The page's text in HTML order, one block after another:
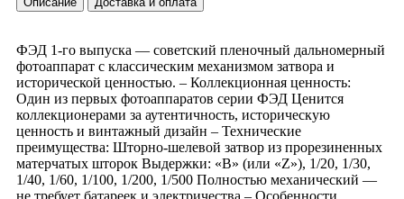
ФЭД 1-го выпуска — советский пленочный дальномерный
фотоаппарат с классическим механизмом затвора и
исторической ценностью. – Коллекционная ценность:
Один из первых фотоаппаратов серии ФЭД Ценится
коллекционерами за аутентичность, историческую
ценность и винтажный дизайн – Технические
преимущества: Шторно-шелевой затвор из прорезиненных
матерчатых шторок Выдержки: «B» (или «Z»), 1/20, 1/30,
1/40, 1/60, 1/100, 1/200, 1/500 Полностью механический —
не требует батареек и электричества – Особенности